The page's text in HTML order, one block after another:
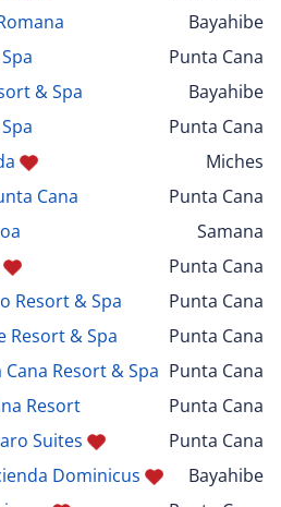
Bayahibe
Punta Cana
& Spa
Bayahibe
Punta Cana
Miches
Cana
Punta Cana
Samana
Punta Cana
Resort & Spa
Punta Cana
Resort & Spa
Punta Cana
Resort & Spa Punta Cana
Resort
Punta Cana
Suites
Punta Cana
Dominicus
Bayahibe